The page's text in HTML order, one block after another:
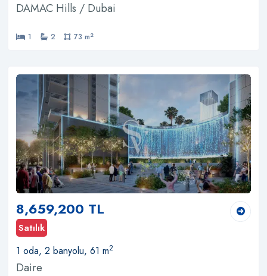
DAMAC Hills / Dubai
1 2 73 m2
8,659,200 TL
Satılık
1 oda, 2 banyolu, 61 m2
Daire